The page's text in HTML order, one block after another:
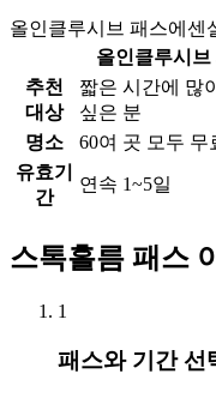
올인클루시브 패스에센
올인클루시브
추천
대상
짧은 시간에 많
싶은 분
명소
60여 곳 모두 무
유효기
간
연속 1~5일
스톡홀름 패스
1
패스와 기간 선